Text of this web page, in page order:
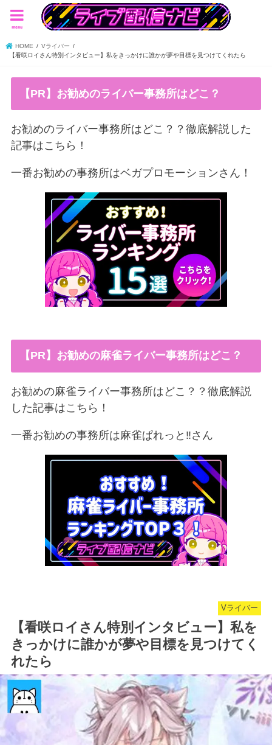
menu
HOME
Vライバー
【看咲ロイさん特別インタビュー】私をきっかけに誰かが夢や目標を見つけてくれたら
【PR】お勧めのライバー事務所はどこ？
お勧めのライバー事務所はどこ？？徹底解説した
記事はこちら！
一番お勧めの事務所はベガプロモーションさん！
【PR】お勧めの麻雀ライバー事務所はどこ？
お勧めの麻雀ライバー事務所はどこ？？徹底解説
した記事はこちら！
一番お勧めの事務所は麻雀ぱれっと‼︎さん
Vライバー
【看咲ロイさん特別インタビュー】私を
きっかけに誰かが夢や目標を見つけてく
れたら